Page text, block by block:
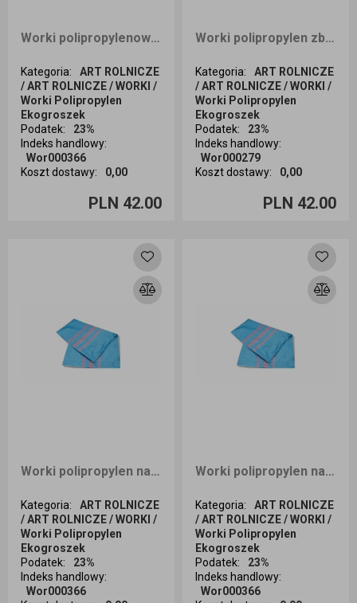
Worki polipropylenowe na węgiel piasek niebieski 50x80 30 kg z zaciągiem 50 sztuk
Kategoria:
ART ROLNICZE
/ ART ROLNICZE / WORKI /
Worki Polipropylen
Ekogroszek
Podatek:
23%
Indeks handlowy:
Wor000366
Koszt dostawy: 0,00
PLN 42.00
Ilość sztuk
Worki polipropylen zboże węgiel piasek niebieski 30kg 50x80 zaciągacz A`50
Kategoria:
ART ROLNICZE
/ ART ROLNICZE / WORKI /
Worki Polipropylen
Ekogroszek
Podatek:
23%
Indeks handlowy:
Wor000279
Koszt dostawy: 0,00
PLN 42.00
Ilość sztuk
Worki polipropylen na zboże węgiel piasek niebieski 50kg 82g 65x105 A`100
Kategoria:
ART ROLNICZE
/ ART ROLNICZE / WORKI /
Worki Polipropylen
Ekogroszek
Podatek:
23%
Indeks handlowy:
Wor000366
Worki polipropylen na zboże węgiel piasek niebieski 50kg 82g 65x105 A`50
Kategoria:
ART ROLNICZE
/ ART ROLNICZE / WORKI /
Worki Polipropylen
Ekogroszek
Podatek:
23%
Indeks handlowy:
Wor000366